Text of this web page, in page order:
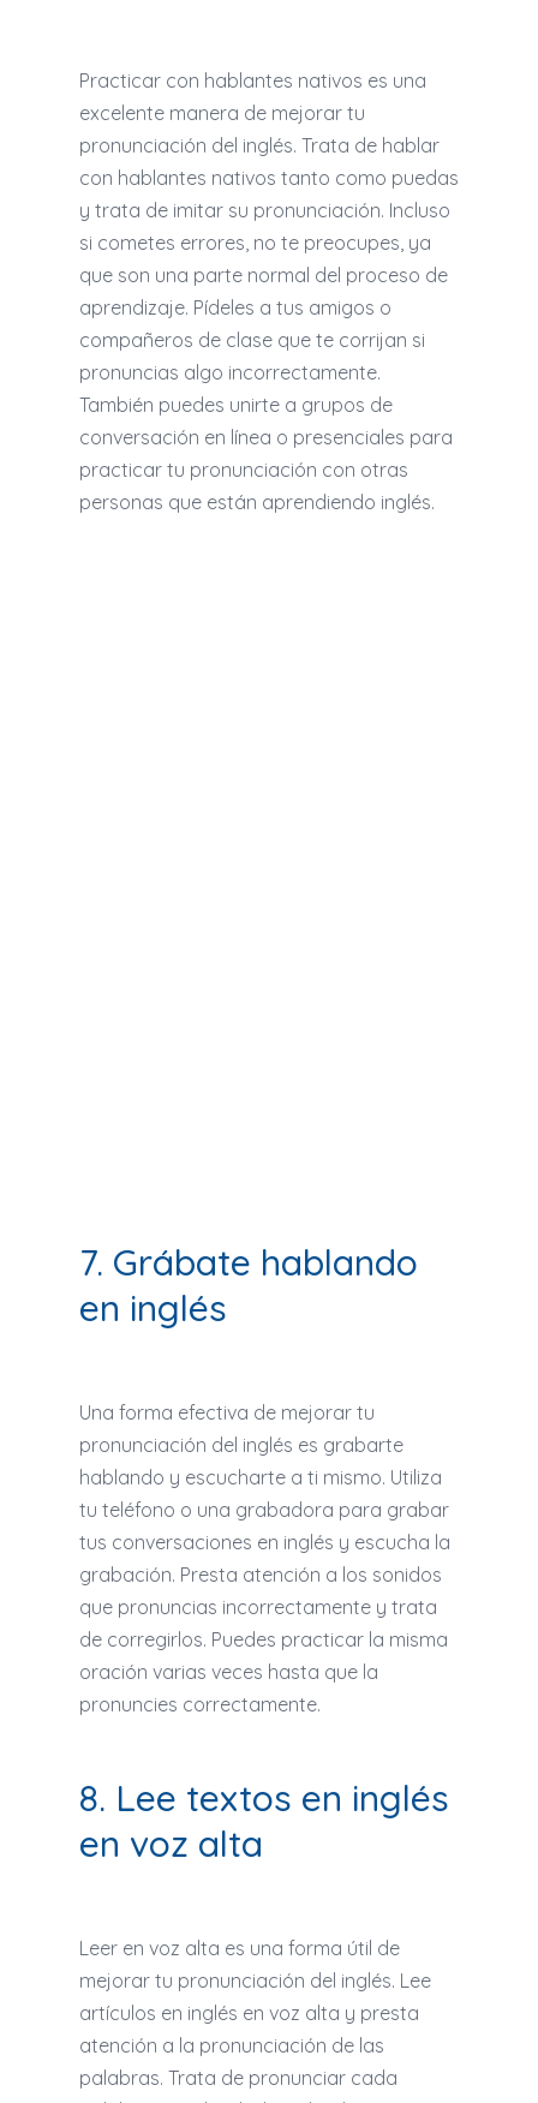
Practicar con hablantes nativos es una
excelente manera de mejorar tu
pronunciación del inglés. Trata de hablar
con hablantes nativos tanto como puedas
y trata de imitar su pronunciación. Incluso
si cometes errores, no te preocupes, ya
que son una parte normal del proceso de
aprendizaje. Pídeles a tus amigos o
compañeros de clase que te corrijan si
pronuncias algo incorrectamente.
También puedes unirte a grupos de
conversación en línea o presenciales para
practicar tu pronunciación con otras
personas que están aprendiendo inglés.
7. Grábate hablando
en inglés
Una forma efectiva de mejorar tu
pronunciación del inglés es grabarte
hablando y escucharte a ti mismo. Utiliza
tu teléfono o una grabadora para grabar
tus conversaciones en inglés y escucha la
grabación. Presta atención a los sonidos
que pronuncias incorrectamente y trata
de corregirlos. Puedes practicar la misma
oración varias veces hasta que la
pronuncies correctamente.
8. Lee textos en inglés
en voz alta
Leer en voz alta es una forma útil de
mejorar tu pronunciación del inglés. Lee
artículos en inglés en voz alta y presta
atención a la pronunciación de las
palabras. Trata de pronunciar cada